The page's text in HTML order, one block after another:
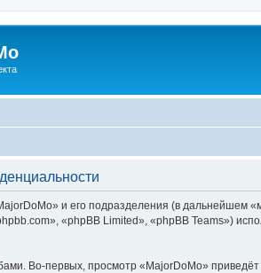
и его подразделения (в
«phpBB Limited», «phpBB Teams»)
Во-первых, просмотр «MajorDoMo»